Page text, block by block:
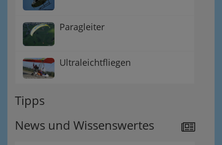
Paragleiter
Ultraleichtfliegen
Tipps
News und Wissenswertes